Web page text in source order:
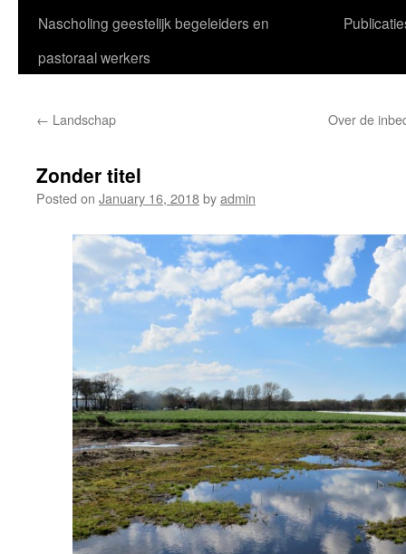
Nascholing geestelijk begeleiders en
pastoraal werkers
← Landschap Over de
Zonder titel
Posted on January 16, 2018byadmin